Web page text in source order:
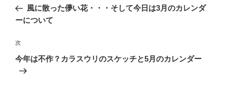
ナ
ゲ
ー
シ
去
稿
風に散った儚い花・・・そして今日は3月のカレンダ
ーについて
次
の
次
今年は不作？カラスウリのスケッチと5月のカレンダー